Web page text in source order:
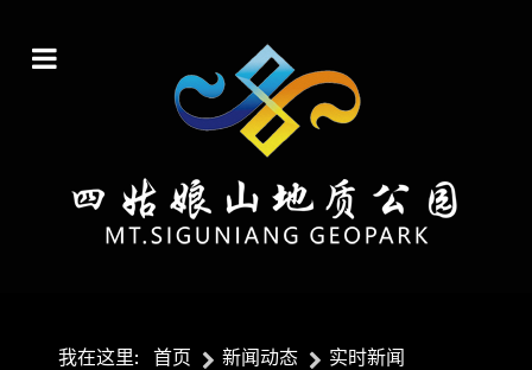
我在这里: 首页 新闻动态 实时新闻